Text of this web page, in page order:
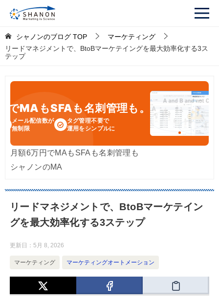
シャノンのブログ TOP
マーケティング
リードマネジメントで、BtoBマーケテイングを最大効率化する3ス
テップ
でMAもSFAも名刺管理も。
メール配信数が
無制限
タグ管理不要で
運用をシンプルに
月額6万円でMAもSFAも名刺管理も
シャノンのMA
リードマネジメントで、BtoBマーケテイン
グを最大効率化する3ステップ
更新日： 5月 8, 2026
マーケティング マーケティングオートメーション